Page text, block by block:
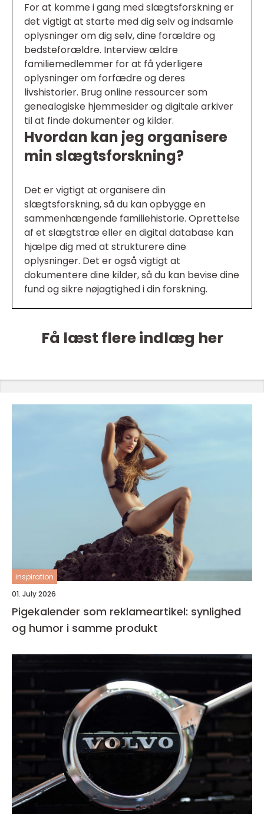
For at komme i gang med slægtsforskning er
det vigtigt at starte med dig selv og indsamle
oplysninger om dig selv, dine forældre og
bedsteforældre. Interview ældre
familiemedlemmer for at få yderligere
oplysninger om forfædre og deres
livshistorier. Brug online ressourcer som
genealogiske hjemmesider og digitale arkiver
til at finde dokumenter og kilder.
Hvordan kan jeg organisere
min slægtsforskning?
Det er vigtigt at organisere din
slægtsforskning, så du kan opbygge en
sammenhængende familiehistorie. Oprettelse
af et slægtstræ eller en digital database kan
hjælpe dig med at strukturere dine
oplysninger. Det er også vigtigt at
dokumentere dine kilder, så du kan bevise dine
fund og sikre nøjagtighed i din forskning.
Få læst flere indlæg her
inspiration
01. July 2026
Pigekalender som reklameartikel: synlighed
og humor i samme produkt